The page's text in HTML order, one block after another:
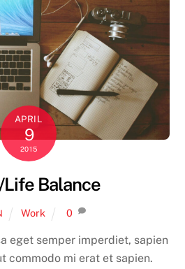
APRIL
9
2015
Balance
Work 0
eget semper imperdiet, sapien
commodo mi erat et sapien.